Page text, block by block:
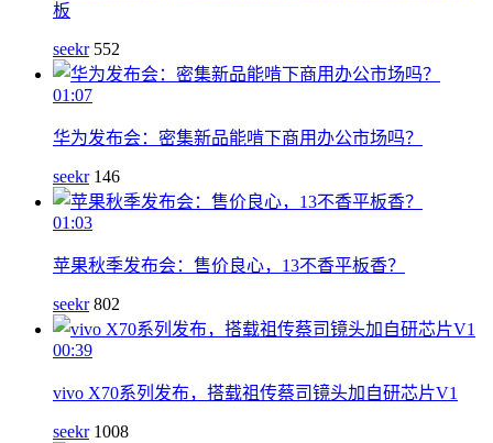
板
seekr 552
01:07
华为发布会：密集新品能啃下商用办公市场吗？
seekr 146
01:03
苹果秋季发布会：售价良心，13不香平板香？
seekr 802
00:39
vivo X70系列发布，搭载祖传蔡司镜头加自研芯片V1
seekr 1008